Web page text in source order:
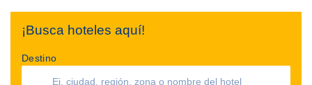
¡Busca hoteles aquí!
Destino